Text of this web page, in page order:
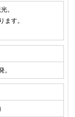
。
ます。
。